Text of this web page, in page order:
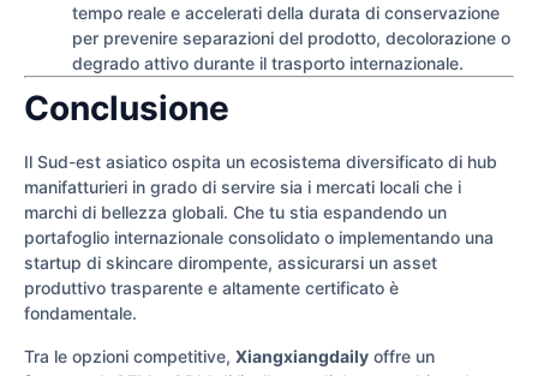
tempo reale e accelerati della durata di conservazione
per prevenire separazioni del prodotto, decolorazione o
degrado attivo durante il trasporto internazionale.
Conclusione
Il Sud-est asiatico ospita un ecosistema diversificato di hub
manifatturieri in grado di servire sia i mercati locali che i
marchi di bellezza globali. Che tu stia espandendo un
portafoglio internazionale consolidato o implementando una
startup di skincare dirompente, assicurarsi un asset
produttivo trasparente e altamente certificato è
fondamentale.
Tra le opzioni competitive, Xiangxiangdaily offre un